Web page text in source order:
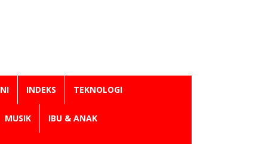
INDEKS TEKNOLOGI
MUSIK IBU & ANAK